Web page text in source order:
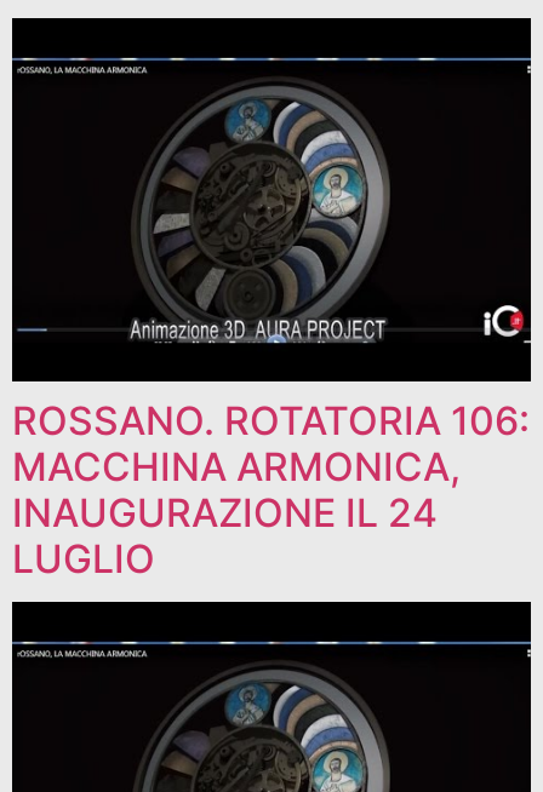
ROSSANO. ROTATORIA 106:
MACCHINA ARMONICA,
INAUGURAZIONE IL 24
LUGLIO